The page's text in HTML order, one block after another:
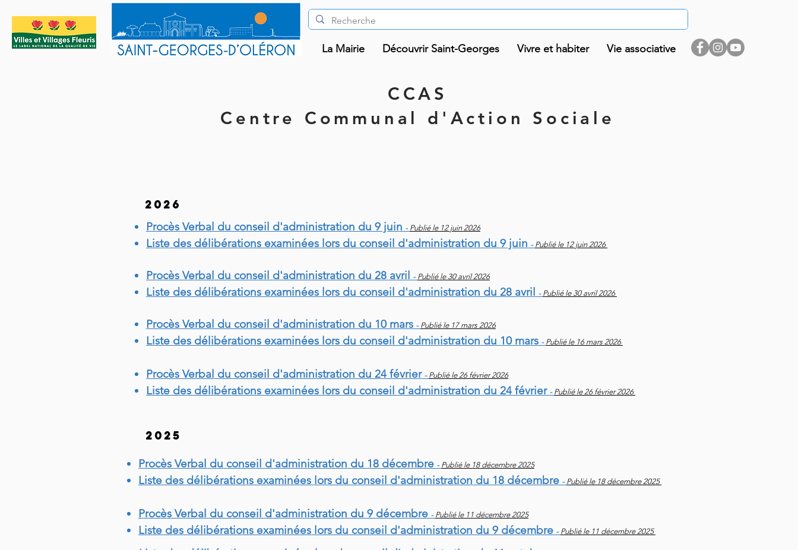
La Mairie Découvrir Saint-Georges Vivre et habiter Vie associative
CCAS
Centre Communal d'Action Sociale
2026
Procès Verbal du conseil d'administration du 9 juin - Publié le 12 juin 2026
Liste des délibérations examinées lors du conseil d'administration du 9 juin - Publié le 12 juin 2026
Procès Verbal du conseil d'administration du 28 avril - Publié le 30 avril 2026
Liste des délibérations examinées lors du conseil d'administration du 28 avril - Publié le 30 avril 2026
Procès Verbal du conseil d'administration du 10 mars - Publié le 17 mars 2026
Liste des délibérations examinées lors du conseil d'administration du 10 mars - Publié le 16 mars 2026
Procès Verbal du conseil d'administration du 24 février - Publié le 26 février 2026
Liste des délibérations examinées lors du conseil d'administration du 24 février - Publié le 26 février 2026
2025
Procès Verbal du conseil d'administration du 18 décembre - Publié le 18 décembre 2025
Liste des délibérations examinées lors du conseil d'administration du 18 décembre - Publié le 18 décembre 2025
Procès Verbal du conseil d'administration du 9 décembre - Publié le 11 décembre 2025
Liste des délibérations examinées lors du conseil d'administration du 9 décembre - Publié le 11 décembre 2025